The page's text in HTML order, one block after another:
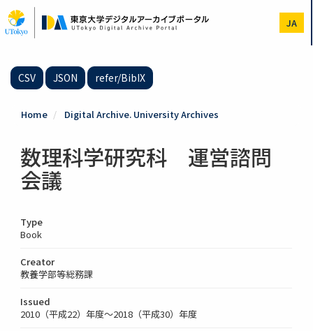
to
main
JA
CSV JSON refer/BibIX
Home Digital Archive. University Archives
数理科学研究科 運営諮問
会議
Type
Book
Creator
教養学部等総務課
Issued
2010（平成22）年度～2018（平成30）年度